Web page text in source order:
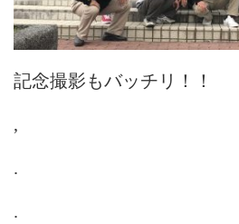
記念撮影もバッチリ！！
,
.
.